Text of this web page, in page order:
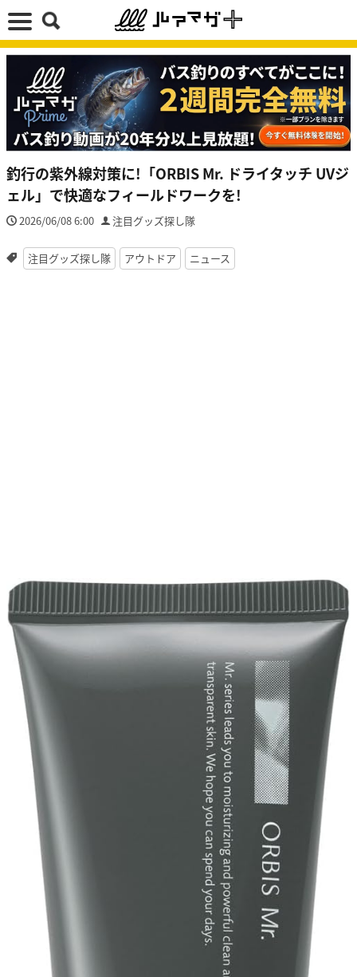
釣行の紫外線対策に!「ORBIS Mr. ドライタッチ UVジ
ェル」で快適なフィールドワークを!
2026/06/08 6:00 注目グッズ探し隊
注目グッズ探し隊 アウトドア ニュース